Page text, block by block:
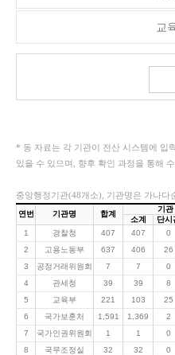
교
* 동 자료는 각 기관이 전산 시스템에 입
있을 수 있으며, 향후 확인 과정을 통해
중앙행정기관(48개소), 기관명은 가나다
연번 기관명 합계
기관
소계
단시
1
경찰청 407 407 0
2
고용노동부 637 406 26
3
공정거래위원회 7 7 0
4
관세청 39 39 8
5
교육부 221 103 25
6
국가보훈처 1,591 1,369 2
7
국가인권위원회 1 1 0
8
국무조정실 32 32 0